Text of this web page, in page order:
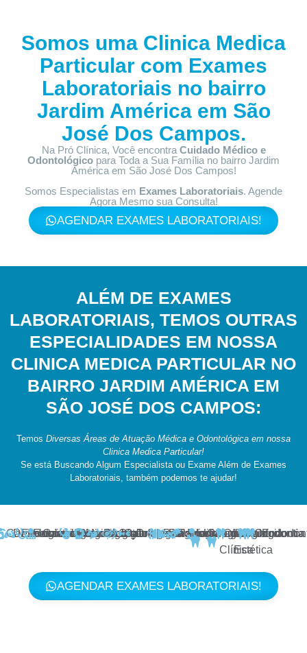
Somos uma Clinica Medica
Particular com Exames
Laboratoriais no bairro
Jardim América em São
José Dos Campos.
Na Pró Clínica, Você encontra Cuidado Médico e
Odontológico para Toda a Sua Família no bairro Jardim
América em São José Dos Campos!
Somos Especialistas em Exames Laboratoriais. Agende
Agora Mesmo sua Consulta!
AGENDAR EXAMES LABORATORIAIS!
ALÉM DE EXAMES
LABORATORIAIS, TEMOS OUTRAS
ESPECIALIDADES EM NOSSA
CLINICA MEDICA PARTICULAR NO
BAIRRO JARDIM AMÉRICA EM
SÃO JOSÉ DOS CAMPOS:
Temos Diversas Áreas de Atuação Médica e Odontológica em nossa
Clinica Medica Particular!
Se está Buscando Algum Especialista ou Exame Além de Exames
Laboratoriais, também podemos te ajudar!
Cardiologia
Dermatologia
Endocrinologia
Fonoaudiologia
Gastroenterologia
Geriatria
Ginecologia
Neurologia
Nutrição
Reumatologia
Oftalmologia
Ortopedia
Otorrinolaringologia
Pediatria
Psicologia
Psiquiatria
Proctologia
Urologia
Odontologia
Clínica
Odontologia
Estética
Implantodontia
Ortodontia
AGENDAR EXAMES LABORATORIAIS!